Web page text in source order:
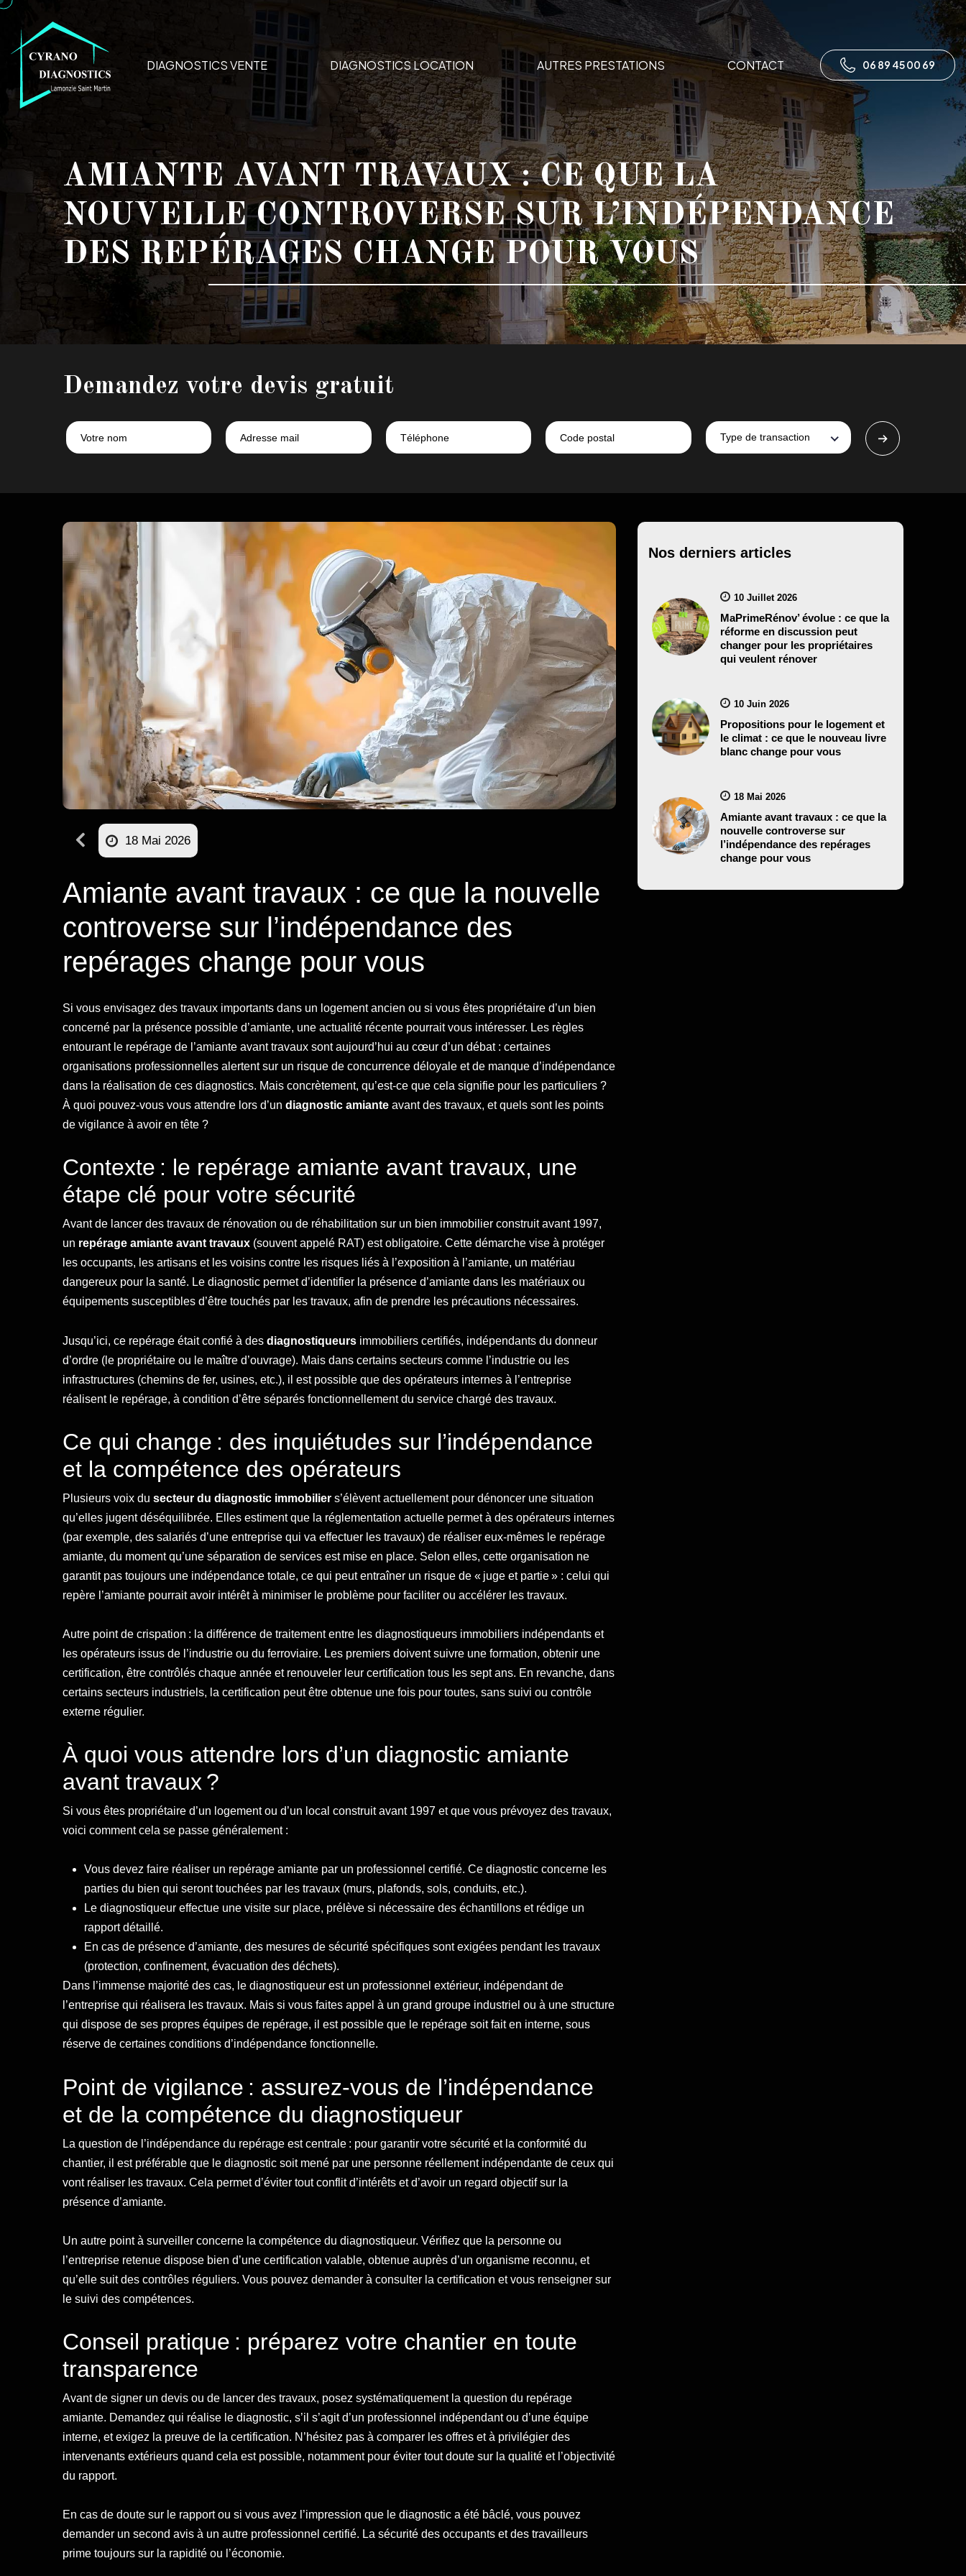
DIAGNOSTICS VENTE DIAGNOSTICS LOCATION AUTRES PRESTATIONS CONTACT 06 89 45 00 69
AMIANTE AVANT TRAVAUX : CE QUE LA
NOUVELLE CONTROVERSE SUR L’INDÉPENDANCE
DES REPÉRAGES CHANGE POUR VOUS
Demandez votre devis gratuit
Type de transaction
18 Mai 2026
Amiante avant travaux : ce que la nouvelle
controverse sur l’indépendance des
repérages change pour vous
Si vous envisagez des travaux importants dans un logement ancien ou si vous êtes propriétaire d’un bien
concerné par la présence possible d’amiante, une actualité récente pourrait vous intéresser. Les règles
entourant le repérage de l’amiante avant travaux sont aujourd’hui au cœur d’un débat : certaines
organisations professionnelles alertent sur un risque de concurrence déloyale et de manque d’indépendance
dans la réalisation de ces diagnostics. Mais concrètement, qu’est-ce que cela signifie pour les particuliers ?
À quoi pouvez-vous vous attendre lors d’un diagnostic amiante avant des travaux, et quels sont les points
de vigilance à avoir en tête ?
Contexte : le repérage amiante avant travaux, une
étape clé pour votre sécurité
Avant de lancer des travaux de rénovation ou de réhabilitation sur un bien immobilier construit avant 1997,
un repérage amiante avant travaux (souvent appelé RAT) est obligatoire. Cette démarche vise à protéger
les occupants, les artisans et les voisins contre les risques liés à l’exposition à l’amiante, un matériau
dangereux pour la santé. Le diagnostic permet d’identifier la présence d’amiante dans les matériaux ou
équipements susceptibles d’être touchés par les travaux, afin de prendre les précautions nécessaires.
Jusqu’ici, ce repérage était confié à des diagnostiqueurs immobiliers certifiés, indépendants du donneur
d’ordre (le propriétaire ou le maître d’ouvrage). Mais dans certains secteurs comme l’industrie ou les
infrastructures (chemins de fer, usines, etc.), il est possible que des opérateurs internes à l’entreprise
réalisent le repérage, à condition d’être séparés fonctionnellement du service chargé des travaux.
Ce qui change : des inquiétudes sur l’indépendance
et la compétence des opérateurs
Plusieurs voix du secteur du diagnostic immobilier s’élèvent actuellement pour dénoncer une situation
qu’elles jugent déséquilibrée. Elles estiment que la réglementation actuelle permet à des opérateurs internes
(par exemple, des salariés d’une entreprise qui va effectuer les travaux) de réaliser eux-mêmes le repérage
amiante, du moment qu’une séparation de services est mise en place. Selon elles, cette organisation ne
garantit pas toujours une indépendance totale, ce qui peut entraîner un risque de « juge et partie » : celui qui
repère l’amiante pourrait avoir intérêt à minimiser le problème pour faciliter ou accélérer les travaux.
Autre point de crispation : la différence de traitement entre les diagnostiqueurs immobiliers indépendants et
les opérateurs issus de l’industrie ou du ferroviaire. Les premiers doivent suivre une formation, obtenir une
certification, être contrôlés chaque année et renouveler leur certification tous les sept ans. En revanche, dans
certains secteurs industriels, la certification peut être obtenue une fois pour toutes, sans suivi ou contrôle
externe régulier.
À quoi vous attendre lors d’un diagnostic amiante
avant travaux ?
Si vous êtes propriétaire d’un logement ou d’un local construit avant 1997 et que vous prévoyez des travaux,
voici comment cela se passe généralement :
Vous devez faire réaliser un repérage amiante par un professionnel certifié. Ce diagnostic concerne les
parties du bien qui seront touchées par les travaux (murs, plafonds, sols, conduits, etc.).
Le diagnostiqueur effectue une visite sur place, prélève si nécessaire des échantillons et rédige un
rapport détaillé.
En cas de présence d’amiante, des mesures de sécurité spécifiques sont exigées pendant les travaux
(protection, confinement, évacuation des déchets).
Dans l’immense majorité des cas, le diagnostiqueur est un professionnel extérieur, indépendant de
l’entreprise qui réalisera les travaux. Mais si vous faites appel à un grand groupe industriel ou à une structure
qui dispose de ses propres équipes de repérage, il est possible que le repérage soit fait en interne, sous
réserve de certaines conditions d’indépendance fonctionnelle.
Point de vigilance : assurez-vous de l’indépendance
et de la compétence du diagnostiqueur
La question de l’indépendance du repérage est centrale : pour garantir votre sécurité et la conformité du
chantier, il est préférable que le diagnostic soit mené par une personne réellement indépendante de ceux qui
vont réaliser les travaux. Cela permet d’éviter tout conflit d’intérêts et d’avoir un regard objectif sur la
présence d’amiante.
Un autre point à surveiller concerne la compétence du diagnostiqueur. Vérifiez que la personne ou
l’entreprise retenue dispose bien d’une certification valable, obtenue auprès d’un organisme reconnu, et
qu’elle suit des contrôles réguliers. Vous pouvez demander à consulter la certification et vous renseigner sur
le suivi des compétences.
Conseil pratique : préparez votre chantier en toute
transparence
Avant de signer un devis ou de lancer des travaux, posez systématiquement la question du repérage
amiante. Demandez qui réalise le diagnostic, s’il s’agit d’un professionnel indépendant ou d’une équipe
interne, et exigez la preuve de la certification. N’hésitez pas à comparer les offres et à privilégier des
intervenants extérieurs quand cela est possible, notamment pour éviter tout doute sur la qualité et l’objectivité
du rapport.
En cas de doute sur le rapport ou si vous avez l’impression que le diagnostic a été bâclé, vous pouvez
demander un second avis à un autre professionnel certifié. La sécurité des occupants et des travailleurs
prime toujours sur la rapidité ou l’économie.
Nos derniers articles
10 Juillet 2026
MaPrimeRénov’ évolue : ce que la
réforme en discussion peut
changer pour les propriétaires
qui veulent rénover
10 Juin 2026
Propositions pour le logement et
le climat : ce que le nouveau livre
blanc change pour vous
18 Mai 2026
Amiante avant travaux : ce que la
nouvelle controverse sur
l’indépendance des repérages
change pour vous